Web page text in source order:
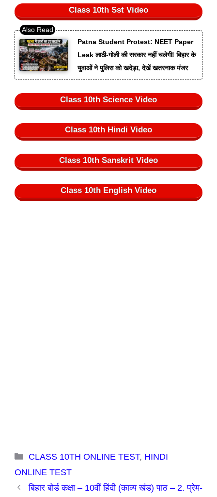
Class 10th Sst Video
Patna Student Protest: NEET Paper
Leak लाठी-गोली की सरकार नहीं चलेगी! बिहार के
युवाओं ने पुलिस को खदेड़ा, देखें खतरनाक मंजर
Class 10th Science Video
Class 10th Hindi Video
Class 10th Sanskrit Video
Class 10th English Video
Categories
CLASS 10TH ONLINE TEST, HINDI
ONLINE TEST
बिहार बोर्ड कक्षा – 10वीं हिंदी (काव्य खंड) पाठ – 2. प्रेम-